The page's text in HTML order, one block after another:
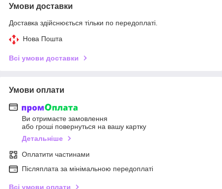
Умови доставки
Доставка здійснюється тільки по передоплаті.
Нова Пошта
Всі умови доставки
Умови оплати
Ви отримаєте замовлення
або гроші повернуться на вашу картку
Детальніше
Оплатити частинами
Післяплата за мінімальною передоплаті
Всі умови оплати